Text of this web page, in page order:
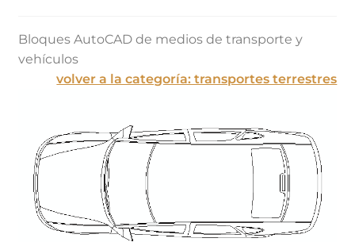
Bloques AutoCAD de medios de transporte y
vehículos
volver a la categoría: transportes terrestres